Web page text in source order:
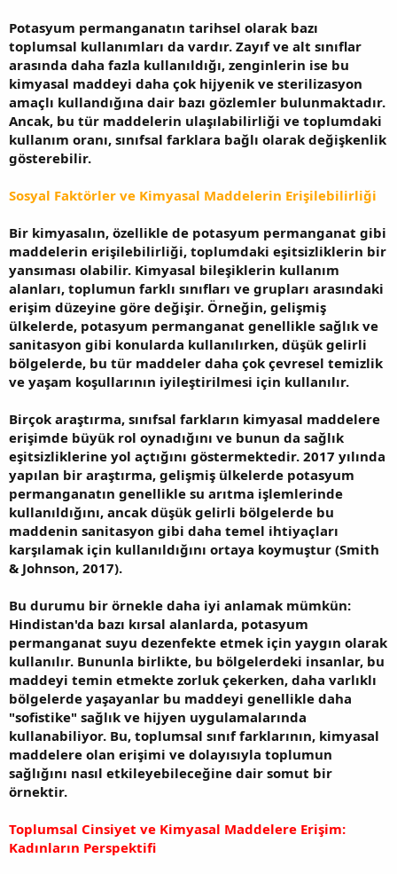
Potasyum permanganatın tarihsel olarak bazı
toplumsal kullanımları da vardır. Zayıf ve alt sınıflar
arasında daha fazla kullanıldığı, zenginlerin ise bu
kimyasal maddeyi daha çok hijyenik ve sterilizasyon
amaçlı kullandığına dair bazı gözlemler bulunmaktadır.
Ancak, bu tür maddelerin ulaşılabilirliği ve toplumdaki
kullanım oranı, sınıfsal farklara bağlı olarak değişkenlik
gösterebilir.
Sosyal Faktörler ve Kimyasal Maddelerin Erişilebilirliği
Bir kimyasalın, özellikle de potasyum permanganat gibi
maddelerin erişilebilirliği, toplumdaki eşitsizliklerin bir
yansıması olabilir. Kimyasal bileşiklerin kullanım
alanları, toplumun farklı sınıfları ve grupları arasındaki
erişim düzeyine göre değişir. Örneğin, gelişmiş
ülkelerde, potasyum permanganat genellikle sağlık ve
sanitasyon gibi konularda kullanılırken, düşük gelirli
bölgelerde, bu tür maddeler daha çok çevresel temizlik
ve yaşam koşullarının iyileştirilmesi için kullanılır.
Birçok araştırma, sınıfsal farkların kimyasal maddelere
erişimde büyük rol oynadığını ve bunun da sağlık
eşitsizliklerine yol açtığını göstermektedir. 2017 yılında
yapılan bir araştırma, gelişmiş ülkelerde potasyum
permanganatın genellikle su arıtma işlemlerinde
kullanıldığını, ancak düşük gelirli bölgelerde bu
maddenin sanitasyon gibi daha temel ihtiyaçları
karşılamak için kullanıldığını ortaya koymuştur (Smith
& Johnson, 2017).
Bu durumu bir örnekle daha iyi anlamak mümkün:
Hindistan'da bazı kırsal alanlarda, potasyum
permanganat suyu dezenfekte etmek için yaygın olarak
kullanılır. Bununla birlikte, bu bölgelerdeki insanlar, bu
maddeyi temin etmekte zorluk çekerken, daha varlıklı
bölgelerde yaşayanlar bu maddeyi genellikle daha
"sofistike" sağlık ve hijyen uygulamalarında
kullanabiliyor. Bu, toplumsal sınıf farklarının, kimyasal
maddelere olan erişimi ve dolayısıyla toplumun
sağlığını nasıl etkileyebileceğine dair somut bir
örnektir.
Toplumsal Cinsiyet ve Kimyasal Maddelere Erişim:
Kadınların Perspektifi